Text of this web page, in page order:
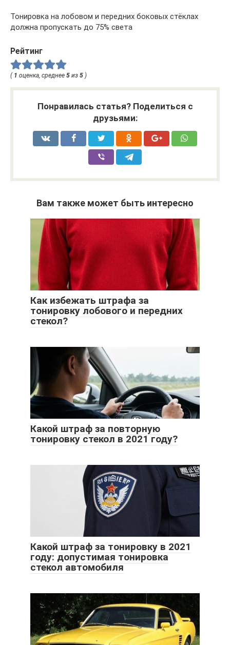
Тонировка на лобовом и передних боковых стёклах
должна пропускать до 75% света
Рейтинг
( 1 оценка, среднее 5 из 5 )
Понравилась статья? Поделиться с
друзьями:
Вам также может быть интересно
Как избежать штрафа за
тонировку лобового и передних
стекол?
Какой штраф за повторную
тонировку стекол в 2021 году?
Какой штраф за тонировку в 2021
году: допустимая тонировка
стекол автомобиля